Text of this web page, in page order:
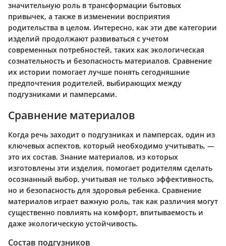
значительную роль в трансформации бытовых
привычек, а также в изменении восприятия
родительства в целом. Интересно, как эти две категории
изделий продолжают развиваться с учетом
современных потребностей, таких как экологическая
сознательность и безопасность материалов. Сравнение
их истории помогает лучше понять сегодняшние
предпочтения родителей, выбирающих между
подгузниками и памперсами.
Сравнение материалов
Когда речь заходит о подгузниках и памперсах, один из
ключевых аспектов, который необходимо учитывать, —
это их состав. Знание материалов, из которых
изготовлены эти изделия, помогает родителям сделать
осознанный выбор, учитывая не только эффективность,
но и безопасность для здоровья ребенка. Сравнение
материалов играет важную роль, так как различия могут
существенно повлиять на комфорт, впитываемость и
даже экологическую устойчивость.
Состав подгузников